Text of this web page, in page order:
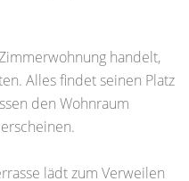
handelt,
Alles findet seinen Platz
den Wohnraum
lädt zum Verweilen